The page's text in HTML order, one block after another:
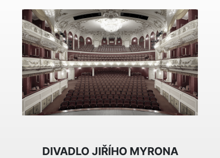
DIVADLO JIŘÍHO MYRONA